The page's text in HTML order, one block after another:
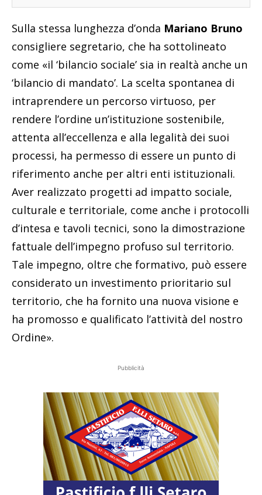
Sulla stessa lunghezza d’onda Mariano Bruno
consigliere segretario, che ha sottolineato
come «il ‘bilancio sociale’ sia in realtà anche un
‘bilancio di mandato’. La scelta spontanea di
intraprendere un percorso virtuoso, per
rendere l’ordine un’istituzione sostenibile,
attenta all’eccellenza e alla legalità dei suoi
processi, ha permesso di essere un punto di
riferimento anche per altri enti istituzionali.
Aver realizzato progetti ad impatto sociale,
culturale e territoriale, come anche i protocolli
d’intesa e tavoli tecnici, sono la dimostrazione
fattuale dell’impegno profuso sul territorio.
Tale impegno, oltre che formativo, può essere
considerato un investimento prioritario sul
territorio, che ha fornito una nuova visione e
ha promosso e qualificato l’attività del nostro
Ordine».
Pubblicità